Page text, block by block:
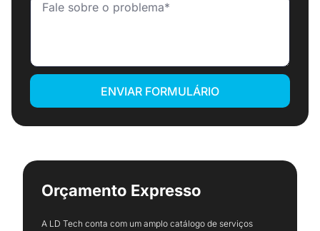
ENVIAR FORMULÁRIO
Orçamento Expresso
A LD Tech conta com um amplo catálogo de serviços